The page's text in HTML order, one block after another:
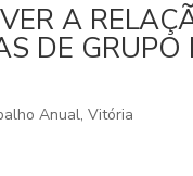
A
DE
Anual,Vitória